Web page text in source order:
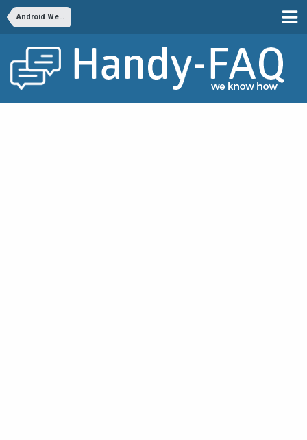
Android Wearables